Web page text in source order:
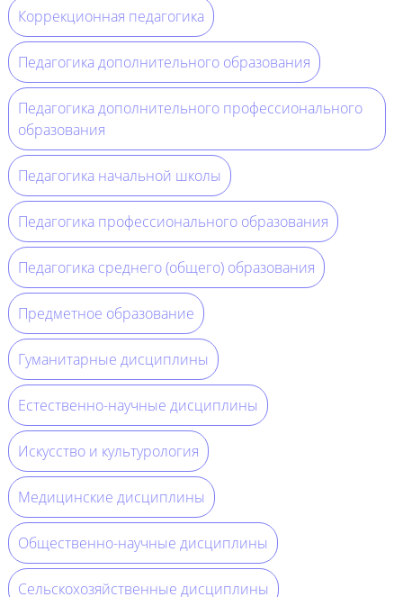
Коррекционная педагогика
Педагогика дополнительного образования
Педагогика дополнительного профессионального
образования
Педагогика начальной школы
Педагогика профессионального образования
Педагогика среднего (общего) образования
Предметное образование
Гуманитарные дисциплины
Естественно-научные дисциплины
Искусство и культурология
Медицинские дисциплины
Общественно-научные дисциплины
Сельскохозяйственные дисциплины